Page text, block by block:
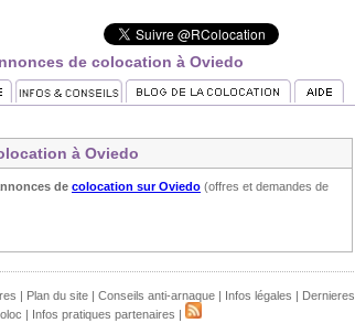
de colocation à Oviedo
à Oviedo
de colocation sur Oviedo (offres et demandes de
| Plan du site| Conseils anti-arnaque| Infos légales | Dernieres
| Infos pratiques partenaires |